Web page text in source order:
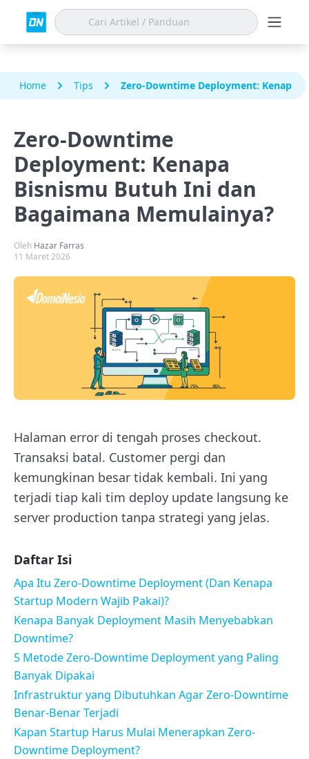
Home Tips Zero-Downtime Deployment: Kenapa
Zero-Downtime
Deployment: Kenapa
Bisnismu Butuh Ini dan
Bagaimana Memulainya?
Oleh Hazar Farras
11 Maret 2026
Halaman error di tengah proses checkout.
Transaksi batal. Customer pergi dan
kemungkinan besar tidak kembali. Ini yang
terjadi tiap kali tim deploy update langsung ke
server production tanpa strategi yang jelas.
Daftar Isi
Apa Itu Zero-Downtime Deployment (Dan Kenapa
Startup Modern Wajib Pakai)?
Kenapa Banyak Deployment Masih Menyebabkan
Downtime?
5 Metode Zero-Downtime Deployment yang Paling
Banyak Dipakai
Infrastruktur yang Dibutuhkan Agar Zero-Downtime
Benar-Benar Terjadi
Kapan Startup Harus Mulai Menerapkan Zero-
Downtime Deployment?